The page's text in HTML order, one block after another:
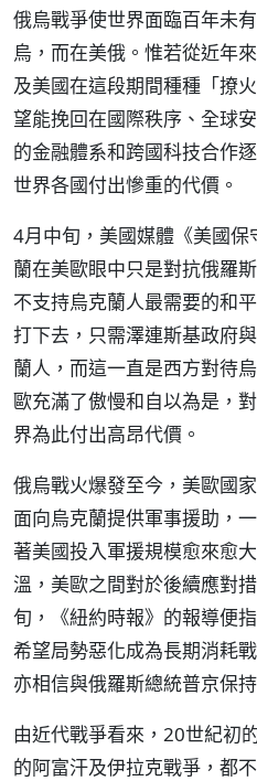
俄烏戰爭使世界面臨百年未
烏，而在美俄。惟若從近年
及美國在這段期間種種「撩
望能挽回在國際秩序、全球
的金融體系和跨國科技合作
世界各國付出慘重的代價。
4月中旬，美國媒體《美國
蘭在美歐眼中只是對抗俄羅
不支持烏克蘭人最需要的和
打下去，只需澤連斯基政府
蘭人，而這一直是西方對待
歐充滿了傲慢和自以為是，
界為此付出高昂代價。
俄烏戰火爆發至今，美歐國
面向烏克蘭提供軍事援助，
著美國投入軍援規模愈來愈
溫，美歐之間對於後續應對
旬，《紐約時報》的報導便
希望局勢惡化成為長期消耗
亦相信與俄羅斯總統普京保
由近代戰爭看來，20世紀初
的阿富汗及伊拉克戰爭，都